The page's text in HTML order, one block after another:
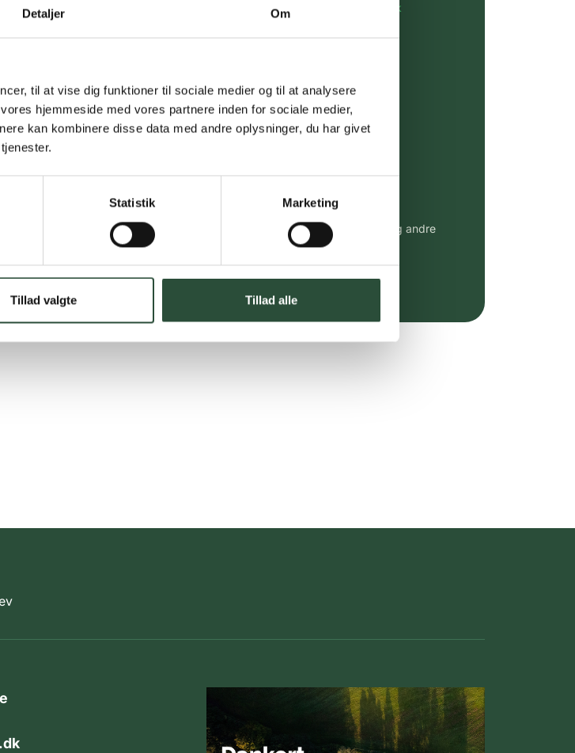
Detaljer Om
til at vise dig funktioner til sociale medier og til at analysere
hjemmeside med vores partnere inden for sociale medier,
kan kombinere disse data med andre oplysninger, du har givet
Statistik Marketing
Tillad valgte Tillad alle
kundeservice@uglecare.dk
Faste lave priser*
Stort udvalg af kendte produkter
Vi tilbyder et stort udvalg af kendte cremer, vitaminer og andre
spændende produkter – altid til fast lav pris.
Læs mere om Uglecare.dk her